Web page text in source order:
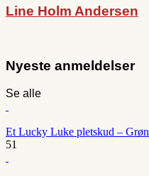
Line Holm Andersen
Nyeste anmeldelser
Se alle
Et Lucky Luke pletskud –
51